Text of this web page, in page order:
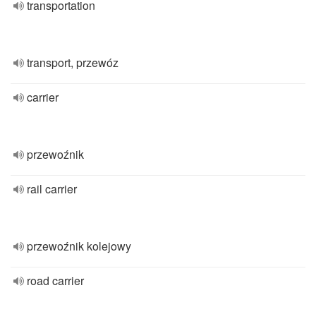
transportation
transport, przewóz
carrier
przewoźnik
rail carrier
przewoźnik kolejowy
road carrier